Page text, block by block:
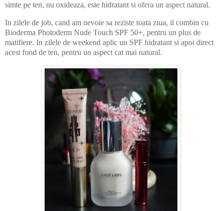
simte pe ten, nu oxideaza, este hidratant si ofera un aspect natural.
In zilele de job, cand am nevoie sa reziste toata ziua, il combin cu
Bioderma Photoderm Nude Touch SPF 50+, pentru un plus de
matifiere. In zilele de weekend aplic un SPF hidratant si apoi direct
acest fond de ten, pentru un aspect cat mai natural.